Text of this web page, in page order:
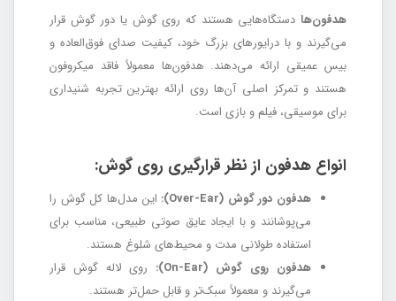
هدفون‌ها دستگاه‌هایی هستند که روی گوش یا دور گوش قرار
می‌گیرند و با درایورهای بزرگ خود، کیفیت صدای فوق‌العاده و
بیس عمیقی ارائه می‌دهند. هدفون‌ها معمولاً فاقد میکروفون
هستند و تمرکز اصلی آن‌ها روی ارائه بهترین تجربه شنیداری
برای موسیقی، فیلم و بازی است.
انواع هدفون از نظر قرارگیری روی گوش:
هدفون دور گوش (Over-Ear):
این مدل‌ها کل گوش را
می‌پوشانند و با ایجاد عایق صوتی طبیعی، مناسب برای
استفاده طولانی مدت و محیط‌های شلوغ هستند.
هدفون روی گوش (On-Ear):
روی لاله گوش قرار
می‌گیرند و معمولاً سبک‌تر و قابل حمل‌تر هستند.